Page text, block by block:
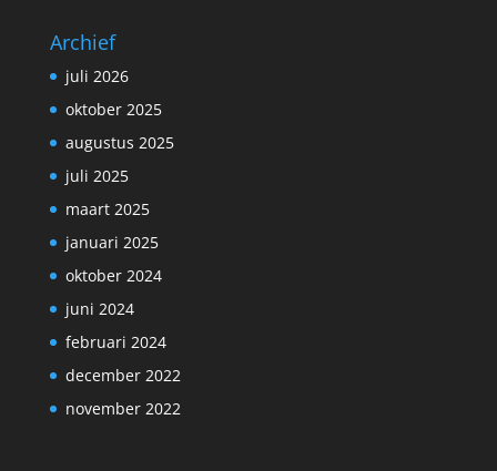
Archief
juli 2026
oktober 2025
augustus 2025
juli 2025
maart 2025
januari 2025
oktober 2024
juni 2024
februari 2024
december 2022
november 2022